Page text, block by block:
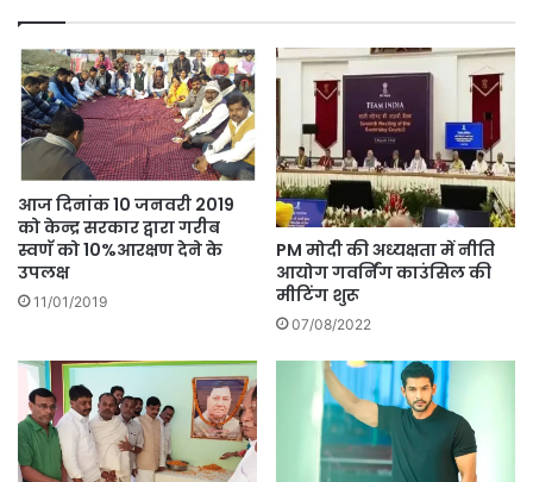
आज दिनांक 10 जनवरी 2019
को केन्द्र सरकार द्वारा गरीब
स्वणॅ को 10%आरक्षण देने के
उपलक्ष
11/01/2019
PM मोदी की अध्यक्षता में नीति
आयोग गवर्निंग काउंसिल की
मीटिंग शुरू
07/08/2022